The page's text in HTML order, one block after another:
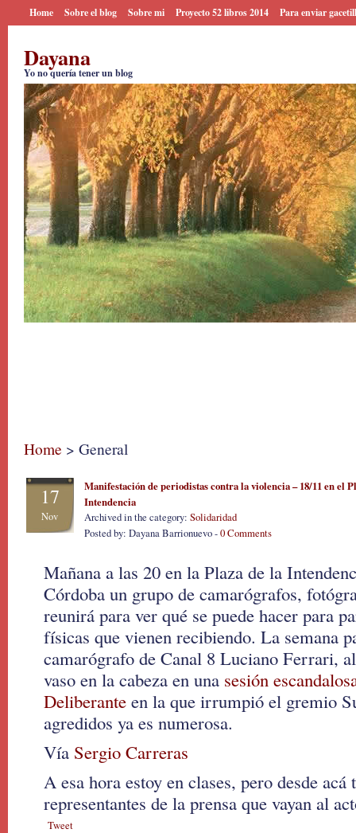
Home Sobre el blog Sobre mi Proyecto 52 libros 2014 Para enviar
Dayana
Yo no quería tener un blog
Home > General
17
Nov
Manifestación de periodistas contra la violencia – 18/11 en el
Intendencia
Archived in the category: Solidaridad
Posted by: Dayana Barrionuevo -0 Comments
Mañana a las 20 en la Plaza de la
Córdoba un grupo de camarógrafos,
reunirá para ver qué se puede hacer para
físicas que vienen recibiendo. La semana
camarógrafo de Canal 8 Luciano Ferrari,
vaso en la cabeza en una sesión
Deliberante en la que irrumpió el gremio
agredidos ya es numerosa.
Vía Sergio Carreras
A esa hora estoy en clases, pero desde
representantes de la prensa que vayan al
Tweet